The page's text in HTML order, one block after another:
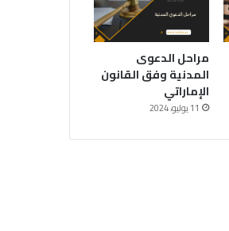
مراحل الدعوى
المدنية وفق القانون
الإماراتي
11 يوليو، 2024